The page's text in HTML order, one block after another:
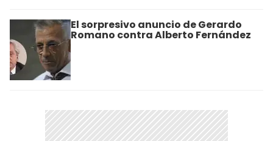
El sorpresivo anuncio de Gerardo
Romano contra Alberto Fernández